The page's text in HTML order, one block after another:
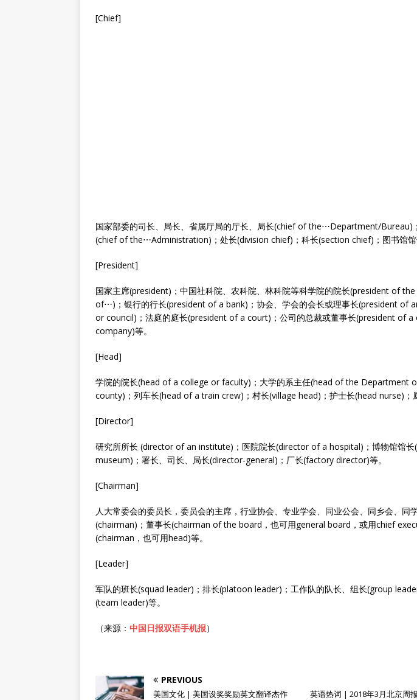
[Chief]
国家部委的司长、局长、省属厅局的厅长、局长(chief of the⋯Department/Bureau)
(chief of the⋯Administration)；处长(division chief)；科长(section chief)；图书馆馆
[President]
国家主席(president)；中国社科院、农科院、林科院等科学院的院长(president of
of⋯)；银行的行长(president of a bank)；协会、学会的会长或理事长(president of
or council)；法庭的庭长(president of a court)；公司的总裁或董事长(president of
company)等。
[Head]
学院的院长(head of a college or faculty)；大学的系主任(head of the Department
county)；列车长(head of a train crew)；村长(village head)；护士长(head nurse)；
[Director]
研究所所长 (director of an institute)；医院院长(director of a hospital)；博物馆馆
museum)；署长、司长、局长(director-general)；厂长(factory director)等。
[Chairman]
人大常委会的委员长，委员会的主席，行业协会、专业学会、同业公会、同乡会、同
(chairman)；董事长(chairman of the board，也可用general board，或用chief
(chairman，也可用head)等。
[Leader]
军队的班长(squad leader)；排长(platoon leader)；工作队的队长、组长(group
(team leader)等。
（来源： 中国日报双语手机报）
PREVIOUS
美国文化 | 美国设奖奖励英文翻译杰作
英语热词 | 2018年3月北京周